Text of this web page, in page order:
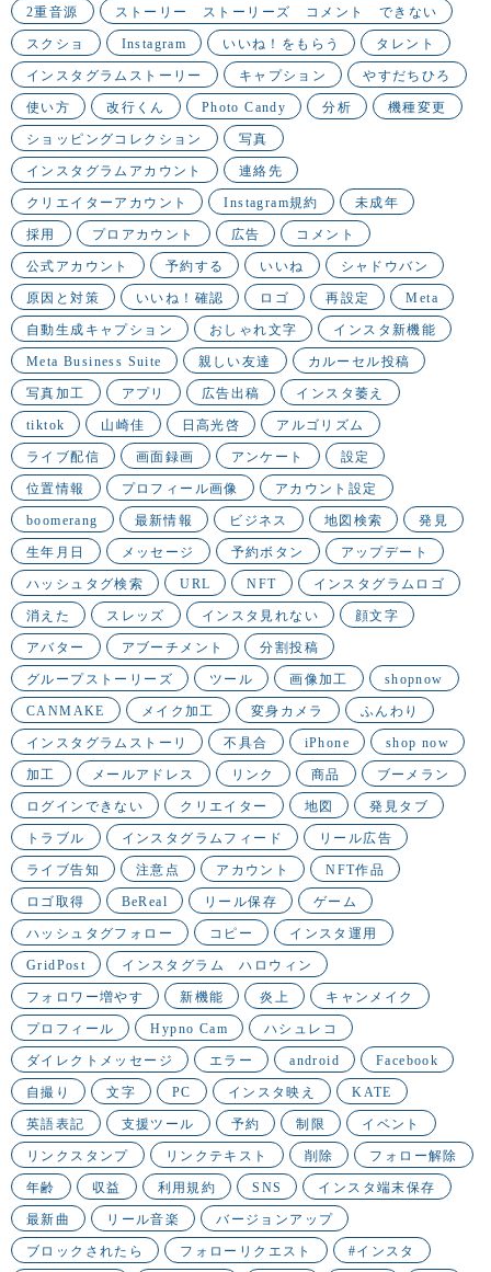
2重音源 ストーリー ストーリーズ コメント できない
スクショ Instagram いいね！をもらう タレント
インスタグラムストーリー キャプション やすだちひろ
使い方 改行くん Photo Candy 分析 機種変更
ショッピングコレクション 写真
インスタグラムアカウント 連絡先
クリエイターアカウント Instagram規約 未成年
採用 プロアカウント 広告 コメント
公式アカウント 予約する いいね シャドウバン
原因と対策 いいね！確認 ロゴ 再設定 Meta
自動生成キャプション おしゃれ文字 インスタ新機能
Meta Business Suite 親しい友達 カルーセル投稿
写真加工 アプリ 広告出稿 インスタ萎え
tiktok 山崎佳 日高光啓 アルゴリズム
ライブ配信 画面録画 アンケート 設定
位置情報 プロフィール画像 アカウント設定
boomerang 最新情報 ビジネス 地図検索 発見
生年月日 メッセージ 予約ボタン アップデート
ハッシュタグ検索 URL NFT インスタグラムロゴ
消えた スレッズ インスタ見れない 顔文字
アバター アブーチメント 分割投稿
グループストーリーズ ツール 画像加工 shopnow
CANMAKE メイク加工 変身カメラ ふんわり
インスタグラムストーリ 不具合 iPhone shop now
加工 メールアドレス リンク 商品 ブーメラン
ログインできない クリエイター 地図 発見タブ
トラブル インスタグラムフィード リール広告
ライブ告知 注意点 アカウント NFT作品
ロゴ取得 BeReal リール保存 ゲーム
ハッシュタグフォロー コピー インスタ運用
GridPost インスタグラム ハロウィン
フォロワー増やす 新機能 炎上 キャンメイク
プロフィール Hypno Cam ハシュレコ
ダイレクトメッセージ エラー android Facebook
自撮り 文字 PC インスタ映え KATE
英語表記 支援ツール 予約 制限 イベント
リンクスタンプ リンクテキスト 削除 フォロー解除
年齢 収益 利用規約 SNS インスタ端末保存
最新曲 リール音楽 バージョンアップ
ブロックされたら フォローリクエスト #インスタ